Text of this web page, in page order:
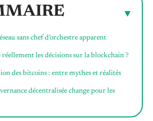
sans chef d’orchestre apparent
les décisions sur la blockchain ?
des bitcoins : entre mythes et réalités
décentralisée change pour les